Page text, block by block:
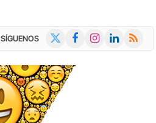
SÍGUENOS FacebookInstagramLinkedIn
RSS